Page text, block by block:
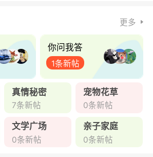
更多
你问我答
1条新帖
真情秘密
7条新帖
宠物花草
0条新帖
文学广场
0条新帖
亲子家庭
0条新帖